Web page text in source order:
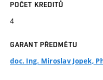
POČET KREDITŮ
4
GARANT PŘEDMĚTU
doc. Ing. Miroslav Jopek,